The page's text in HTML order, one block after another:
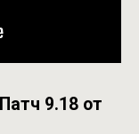
9.18 от